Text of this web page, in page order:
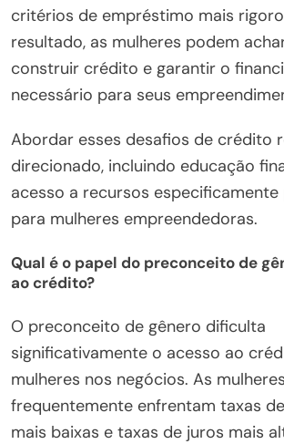
critérios de empréstimo mais
resultado, as mulheres podem
construir crédito e garantir o
necessário para seus
Abordar esses desafios de crédito
direcionado, incluindo educação
acesso a recursos
para mulheres empreendedoras.
Qual é o papel do preconceito de
ao crédito?
O preconceito de gênero dificulta
significativamente o acesso ao
mulheres nos negócios. As mulheres
frequentemente enfrentam taxas
mais baixas e taxas de juros mais